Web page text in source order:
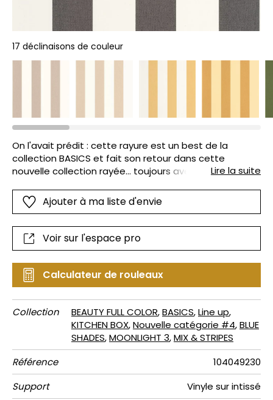
17 déclinaisons de couleur
On l'avait prédit : cette rayure est un best de la
collection BASICS et fait son retour dans cette
nouvelle collection rayée... toujours avec son effet
Lire la suite
Ajouter à ma liste d'envie
Voir sur l'espace pro
Calculateur de rouleaux
Collection BEAUTY FULL COLOR,BASICS,Line up,
KITCHEN BOX,Nouvelle catégorie #4,BLUE
SHADES,MOONLIGHT 3,MIX & STRIPES
Référence
104049230
Support
Vinyle sur intissé